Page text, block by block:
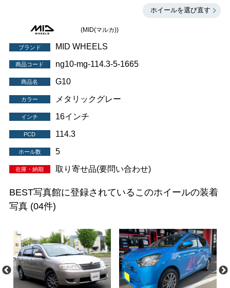
ホイールを選び直す
(MID(マルカ))
ブランド MID WHEELS
商品コード ng10-mg-114.3-5-1665
商品名 G10
カラー メタリックグレー
インチ 16インチ
PCD 114.3
ホール数 5
在庫・納期 取り寄せ品(要問い合わせ)
BEST写真館に登録されているこのホイールの装着
写真(04件)